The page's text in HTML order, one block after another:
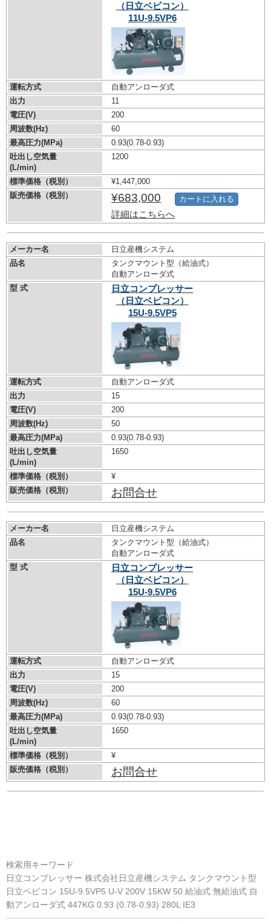
（日立ベビコン）
11U-9.5VP6
運転方式
自動アンローダ式
出力
11
電圧(V)
200
周波数(Hz)
60
最高圧力(MPa)
0.93(0.78-0.93)
吐出し空気量
(L/min)
1200
標準価格（税別）
¥1,447,000
販売価格（税別）
¥683,000
詳細はこちらへ
カートに入れる
メーカー名
日立産機システム
品名
タンクマウント型（給油式）
自動アンローダ式
型 式
日立コンプレッサー
（日立ベビコン）
15U-9.5VP5
運転方式
自動アンローダ式
出力
15
電圧(V)
200
周波数(Hz)
50
最高圧力(MPa)
0.93(0.78-0.93)
吐出し空気量
(L/min)
1650
標準価格（税別）
¥
販売価格（税別）
お問合せ
メーカー名
日立産機システム
品名
タンクマウント型（給油式）
自動アンローダ式
型 式
日立コンプレッサー
（日立ベビコン）
15U-9.5VP6
運転方式
自動アンローダ式
出力
15
電圧(V)
200
周波数(Hz)
60
最高圧力(MPa)
0.93(0.78-0.93)
吐出し空気量
(L/min)
1650
標準価格（税別）
¥
販売価格（税別）
お問合せ
検索用キーワード
日立コンプレッサー 株式会社日立産機システム タンクマウント型
日立ベビコン 15U-9.5VP5 U-V 200V 15KW 50 給油式 無給油式 自
動アンローダ式 447KG 0.93 (0.78-0.93) 280L IE3